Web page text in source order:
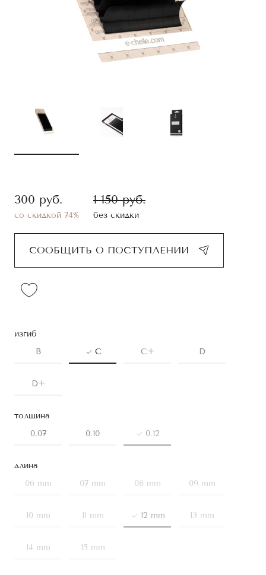
изгиб
B
C C+ D
D+
толщина
0.07
0.10 0.12
длина
06 mm
07 mm 08 mm 09 mm
10 mm 11 mm 12 mm 13 mm
14 mm 15 mm
300 руб.
со скидкой 74%
1 150руб.
без скидки
СООБЩИТЬ О ПОСТУПЛЕНИИ